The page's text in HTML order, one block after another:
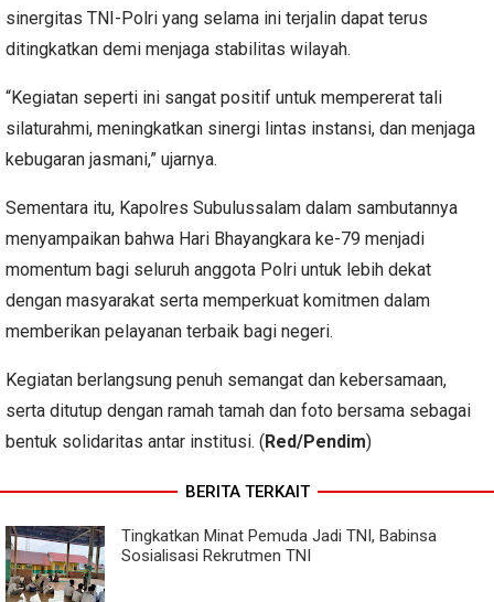
sinergitas TNI-Polri yang selama ini terjalin dapat terus
ditingkatkan demi menjaga stabilitas wilayah.
“Kegiatan seperti ini sangat positif untuk mempererat tali
silaturahmi, meningkatkan sinergi lintas instansi, dan menjaga
kebugaran jasmani,” ujarnya.
Sementara itu, Kapolres Subulussalam dalam sambutannya
menyampaikan bahwa Hari Bhayangkara ke-79 menjadi
momentum bagi seluruh anggota Polri untuk lebih dekat
dengan masyarakat serta memperkuat komitmen dalam
memberikan pelayanan terbaik bagi negeri.
Kegiatan berlangsung penuh semangat dan kebersamaan,
serta ditutup dengan ramah tamah dan foto bersama sebagai
bentuk solidaritas antar institusi. ( Red/Pendim)
BERITA TERKAIT
Tingkatkan Minat Pemuda Jadi TNI, Babinsa
Sosialisasi Rekrutmen TNI